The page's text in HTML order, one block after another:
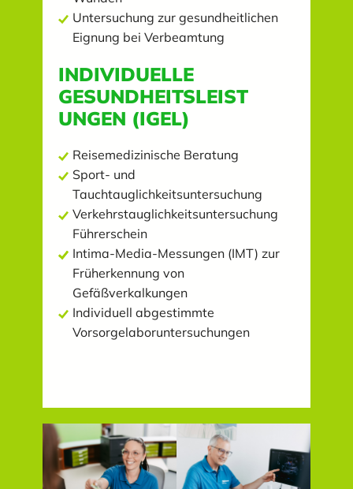
Untersuchung zur gesundheitlichen
Eignung bei Verbeamtung
INDIVIDUELLE
GESUNDHEITSLEIST
UNGEN (IGEL)
Reisemedizinische Beratung
Sport- und
Tauchtauglichkeitsuntersuchung
Verkehrstauglichkeitsuntersuchung
Führerschein
Intima-Media-Messungen (IMT) zur
Früherkennung von
Gefäßverkalkungen
Individuell abgestimmte
Vorsorgelaboruntersuchungen